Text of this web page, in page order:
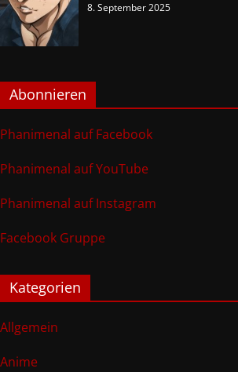
8. September 2025
Abonnieren
Phanimenal auf Facebook
Phanimenal auf YouTube
Phanimenal auf Instagram
Facebook Gruppe
Kategorien
Allgemein
Anime